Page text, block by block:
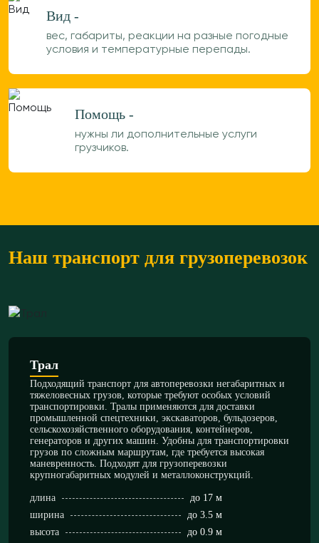
Вид -
вес, габариты, реакции на разные погодные
условия и температурные перепады.
Помощь -
нужны ли дополнительные услуги
грузчиков.
Наш транспорт для грузоперевозок
Трал
Подходящий транспорт для автоперевозки негабаритных и
тяжеловесных грузов, которые требуют особых условий
транспортировки. Тралы применяются для доставки
промышленной спецтехники, экскаваторов, бульдозеров,
сельскохозяйственного оборудования, контейнеров,
генераторов и других машин. Удобны для транспортировки
грузов по сложным маршрутам, где требуется высокая
маневренность. Подходят для грузоперевозки
крупногабаритных модулей и металлоконструкций.
длина
до 17 м
ширина
до 3.5 м
высота
до 0.9 м